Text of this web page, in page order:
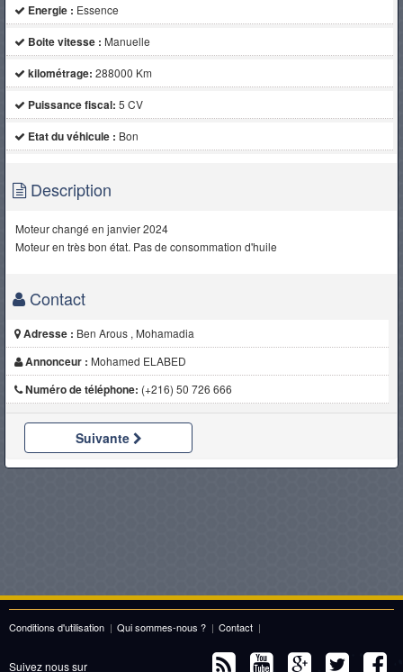
Energie : Essence
Boite vitesse : Manuelle
kilométrage: 288000 Km
Puissance fiscal: 5 CV
Etat du véhicule : Bon
Description
Moteur changé en janvier 2024
Moteur en très bon état. Pas de consommation d'huile
Contact
Adresse : Ben Arous , Mohamadia
Annonceur : Mohamed ELABED
Numéro de téléphone: (+216) 50 726 666
Suivante
Conditions d'utilisation | Qui sommes-nous ? | Contact |
Suivez nous sur